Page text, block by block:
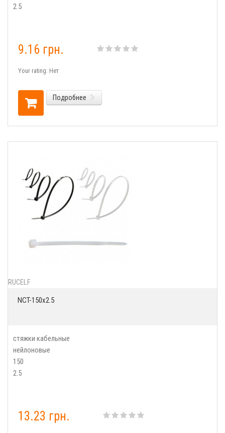
2.5
9.16 грн.
Your rating: Нет
Подробнее
RUCELF
NCT-150x2.5
стяжки кабельные
нейлоновые
150
2.5
13.23 грн.